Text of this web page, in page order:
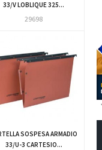
33/V LOBLIQUE 325...
29698
SOSPESA ARMADIO
33/U-3 CARTESIO...